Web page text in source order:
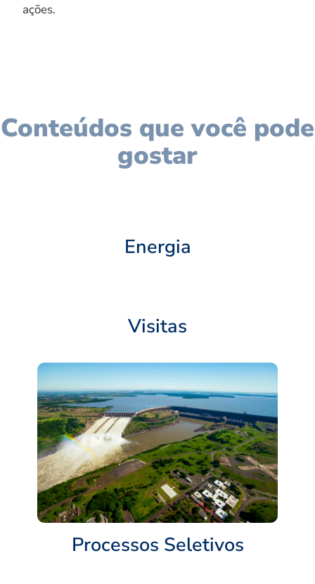
ações.
Conteúdos que você pode
gostar
Energia
Visitas
Processos Seletivos